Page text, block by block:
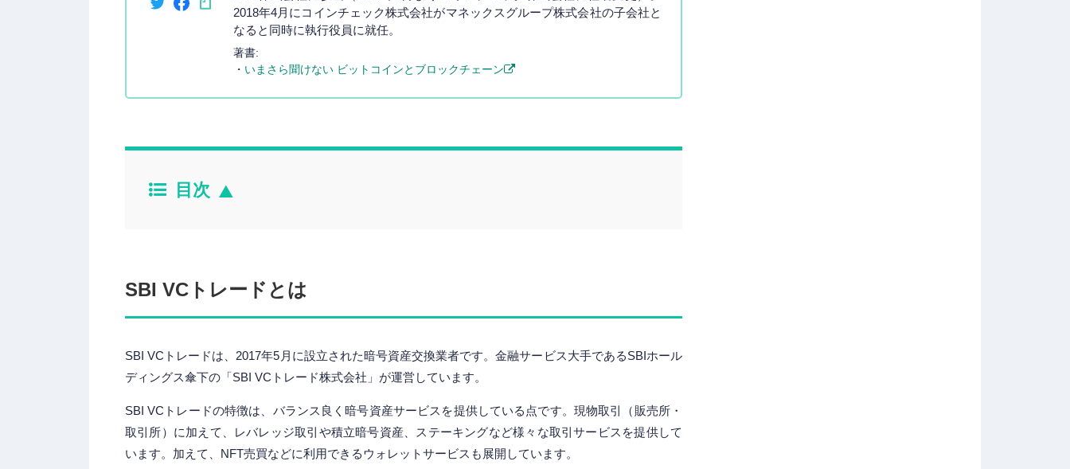
2018年4月にコインチェック株式会社がマネックスグループ株式会社の子会社と
なると同時に執行役員に就任。
著書:
・ いまさら聞けない ビットコインとブロックチェーン
目次
SBI VCトレードとは
SBI VCトレードは、2017年5月に設立された暗号資産交換業者です。金融サービス大手であるSBIホール
ディングス傘下の「SBI VCトレード株式会社」が運営しています。
SBI VCトレードの特徴は、バランス良く暗号資産サービスを提供している点です。現物取引（販売所・
取引所）に加えて、レバレッジ取引や積立暗号資産、ステーキングなど様々な取引サービスを提供して
います。加えて、NFT売買などに利用できるウォレットサービスも展開しています。